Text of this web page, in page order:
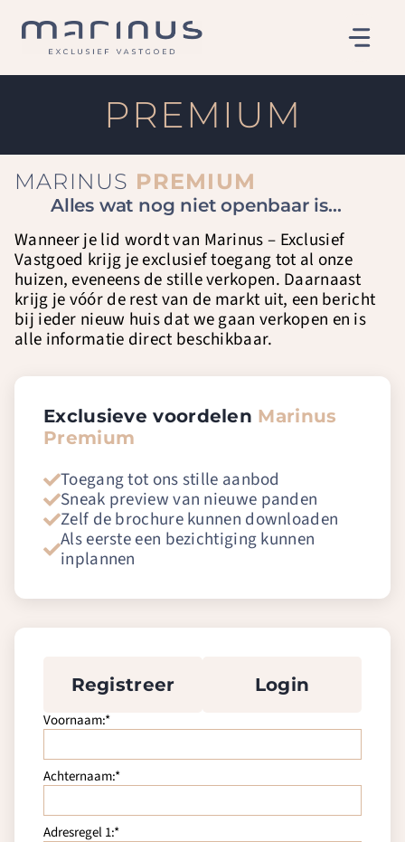
naar
PREMIUM
MARINUS PREMIUM
Alles wat nog niet openbaar is…
Wanneer je lid wordt van Marinus – Exclusief
Vastgoed krijg je exclusief toegang tot al onze
huizen, eveneens de stille verkopen. Daarnaast
krijg je vóór de rest van de markt uit, een bericht
bij ieder nieuw huis dat we gaan verkopen en is
alle informatie direct beschikbaar.
Exclusieve voordelen Marinus
Premium
Toegang tot ons stille aanbod
Sneak preview van nieuwe panden
Zelf de brochure kunnen downloaden
Als eerste een bezichtiging kunnen
inplannen
Registreer Login
Voornaam:*
Achternaam:*
Adresregel 1:*